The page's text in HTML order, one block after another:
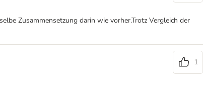
Zusammensetzung darin wie vorher.Trotz Vergleich der
1